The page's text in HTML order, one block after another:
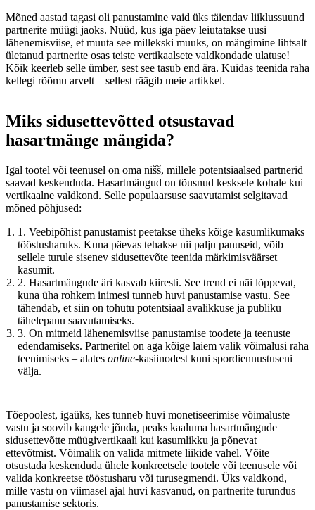
Mõned aastad tagasi oli panustamine vaid üks täiendav liiklussuund
partnerite müügi jaoks. Nüüd, kus iga päev leiutatakse uusi
lähenemisviise, et muuta see millekski muuks, on mängimine lihtsalt
ületanud partnerite osas teiste vertikaalsete valdkondade ulatuse!
Kõik keerleb selle ümber, sest see tasub end ära. Kuidas teenida raha
kellegi rõõmu arvelt – sellest räägib meie artikkel.
Miks sidusettevõtted otsustavad
hasartmänge mängida?
Igal tootel või teenusel on oma nišš, millele potentsiaalsed partnerid
saavad keskenduda. Hasartmängud on tõusnud kesksele kohale kui
vertikaalne valdkond. Selle populaarsuse saavutamist selgitavad
mõned põhjused:
1. Veebipõhist panustamist peetakse üheks kõige kasumlikumaks
tööstusharuks. Kuna päevas tehakse nii palju panuseid, võib
sellele turule sisenev sidusettevõte teenida märkimisväärset
kasumit.
2. Hasartmängude äri kasvab kiiresti. See trend ei näi lõppevat,
kuna üha rohkem inimesi tunneb huvi panustamise vastu. See
tähendab, et siin on tohutu potentsiaal avalikkuse ja publiku
tähelepanu saavutamiseks.
3. On mitmeid lähenemisviise panustamise toodete ja teenuste
edendamiseks. Partneritel on aga kõige laiem valik võimalusi raha
teenimiseks – alates online-kasiinodest kuni spordiennustuseni
välja.
Tõepoolest, igaüks, kes tunneb huvi monetiseerimise võimaluste
vastu ja soovib kaugele jõuda, peaks kaaluma hasartmängude
sidusettevõtte müügivertikaali kui kasumlikku ja põnevat
ettevõtmist. Võimalik on valida mitmete liikide vahel. Võite
otsustada keskenduda ühele konkreetsele tootele või teenusele või
valida konkreetse tööstusharu või turusegmendi. Üks valdkond,
mille vastu on viimasel ajal huvi kasvanud, on partnerite turundus
panustamise sektoris.